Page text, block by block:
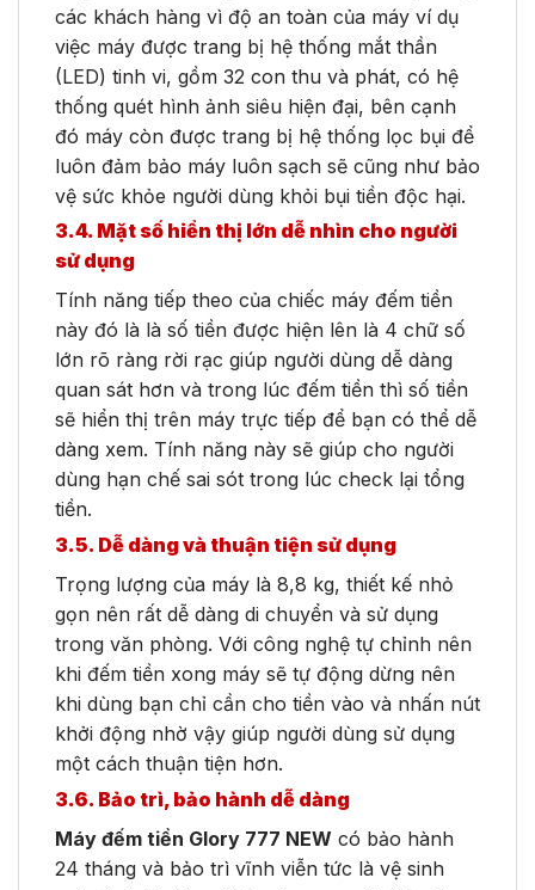
các khách hàng vì độ an toàn của máy ví dụ
việc máy được trang bị hệ thống mắt thần
(LED) tinh vi, gồm 32 con thu và phát, có hệ
thống quét hình ảnh siêu hiện đại, bên cạnh
đó máy còn được trang bị hệ thống lọc bụi để
luôn đảm bảo máy luôn sạch sẽ cũng như bảo
vệ sức khỏe người dùng khỏi bụi tiền độc hại.
3.4. Mặt số hiển thị lớn dễ nhìn cho người
sử dụng
Tính năng tiếp theo của chiếc máy đếm tiền
này đó là là số tiền được hiện lên là 4 chữ số
lớn rõ ràng rời rạc giúp người dùng dễ dàng
quan sát hơn và trong lúc đếm tiền thì số tiền
sẽ hiển thị trên máy trực tiếp để bạn có thể dễ
dàng xem. Tính năng này sẽ giúp cho người
dùng hạn chế sai sót trong lúc check lại tổng
tiền.
3.5. Dễ dàng và thuận tiện sử dụng
Trọng lượng của máy là 8,8 kg, thiết kế nhỏ
gọn nên rất dễ dàng di chuyển và sử dụng
trong văn phòng. Với công nghệ tự chỉnh nên
khi đếm tiền xong máy sẽ tự động dừng nên
khi dùng bạn chỉ cần cho tiền vào và nhấn nút
khởi động nhờ vậy giúp người dùng sử dụng
một cách thuận tiện hơn.
3.6. Bảo trì, bảo hành dễ dàng
Máy đếm tiền Glory 777 NEW có bảo hành
24 tháng và bảo trì vĩnh viễn tức là vệ sinh